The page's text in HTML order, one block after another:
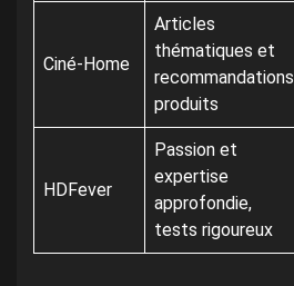
Ciné-Home
Articles
thématiques et
recommandations
produits
HDFever
Passion et
expertise
approfondie,
tests rigoureux